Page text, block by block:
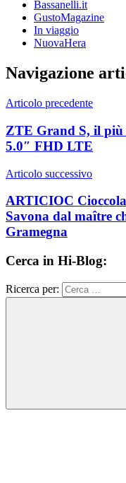
Bassanelli.it
GustoMagazine
In viaggio
NuovaHera
Navigazione
Articolo precedente
ZTE Grand S, il più
5.0″ FHD LTE
Articolo successivo
ARTICIOC
Savona dal maître
Gramegna
Cerca in Hi-Blog:
Ricerca per: